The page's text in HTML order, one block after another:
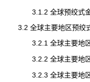
3.1.2 全球预绞式金具
3.2 全球主要地区预绞式
3.2.1 全球主要地区预
3.2.2 全球主要地
3.2.3 全球主要地区预